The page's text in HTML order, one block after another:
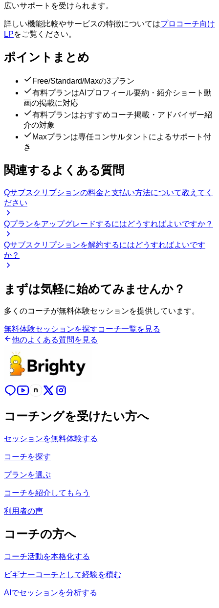
広いサポートを受けられます。
詳しい機能比較やサービスの特徴についてはプロコーチ向け
LPをご覧ください。
ポイントまとめ
Free/Standard/Maxの3プラン
有料プランはAIプロフィール要約・紹介ショート動
画の掲載に対応
有料プランはおすすめコーチ掲載・アドバイザー紹
介の対象
Maxプランは専任コンサルタントによるサポート付
き
関連するよくある質問
Qサブスクリプションの料金と支払い方法について教えてく
ださい
Qプランをアップグレードするにはどうすればよいですか？
Qサブスクリプションを解約するにはどうすればよいです
か？
まずは気軽に始めてみませんか？
多くのコーチが無料体験セッションを提供しています。
無料体験セッションを探すコーチ一覧を見る
他のよくある質問を見る
コーチングを受けたい方へ
セッションを無料体験する
コーチを探す
プランを選ぶ
コーチを紹介してもらう
利用者の声
コーチの方へ
コーチ活動を本格化する
ビギナーコーチとして経験を積む
AIでセッションを分析する